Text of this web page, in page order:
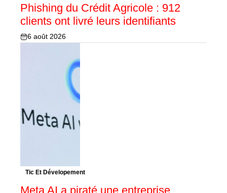
Phishing du Crédit Agricole : 912
clients ont livré leurs identifiants
6 août 2026
Tic Et Dévelopement
Meta AI a piraté une entreprise